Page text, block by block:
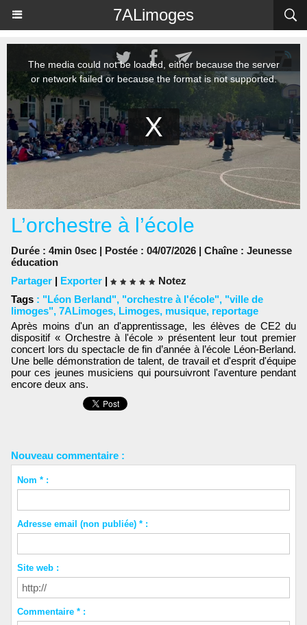
7ALimoges
L’orchestre à l’école
Durée : 4min 0sec | Postée : 04/07/2026 | Chaîne : Jeunesse
éducation
Partager | Exporter |
Notez
Tags : "Léon Berland", "orchestre à l'école", "ville de
limoges", 7ALimoges, Limoges, musique, reportage
Après moins d'un an d'apprentissage, les élèves de CE2 du
dispositif « Orchestre à l'école » présentent leur tout premier
concert lors du spectacle de fin d’année à l’école Léon-Berland.
Une belle démonstration de talent, de travail et d'esprit d'équipe
pour ces jeunes musiciens qui poursuivront l'aventure pendant
encore deux ans.
Nouveau commentaire :
Nom * :
Adresse email (non publiée) * :
Site web :
Commentaire * :